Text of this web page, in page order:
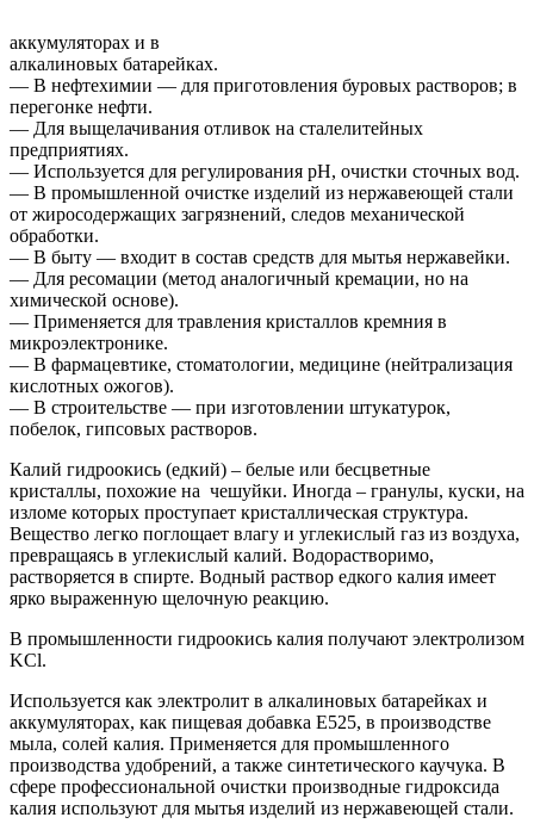
аккумуляторах и в
алкалиновых батарейках.
— В нефтехимии — для приготовления буровых растворов; в
перегонке нефти.
— Для выщелачивания отливок на сталелитейных
предприятиях.
— Используется для регулирования рН, очистки сточных вод.
— В промышленной очистке изделий из нержавеющей стали
от жиросодержащих загрязнений, следов механической
обработки.
— В быту — входит в состав средств для мытья нержавейки.
— Для ресомации (метод аналогичный кремации, но на
химической основе).
— Применяется для травления кристаллов кремния в
микроэлектронике.
— В фармацевтике, стоматологии, медицине (нейтрализация
кислотных ожогов).
— В строительстве — при изготовлении штукатурок,
побелок, гипсовых растворов.
Калий гидроокись (едкий) – белые или бесцветные
кристаллы, похожие на чешуйки. Иногда – гранулы, куски, на
изломе которых проступает кристаллическая структура.
Вещество легко поглощает влагу и углекислый газ из воздуха,
превращаясь в углекислый калий. Водорастворимо,
растворяется в спирте. Водный раствор едкого калия имеет
ярко выраженную щелочную реакцию.
В промышленности гидроокись калия получают электролизом
KCl.
Используется как электролит в алкалиновых батарейках и
аккумуляторах, как пищевая добавка E525, в производстве
мыла, солей калия. Применяется для промышленного
производства удобрений, а также синтетического каучука. В
сфере профессиональной очистки производные гидроксида
калия используют для мытья изделий из нержавеющей стали.